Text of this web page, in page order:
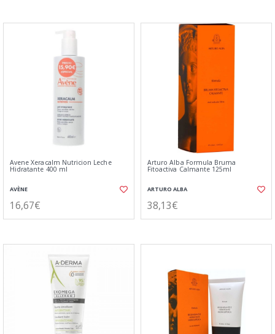
Avene Xeracalm Nutricion Leche
Hidratante 400 ml
AVÈNE
16,67€
Arturo Alba Formula Bruma
Fitoactiva Calmante 125ml
ARTURO ALBA
38,13€